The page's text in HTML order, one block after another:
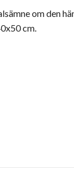
om den
cm.